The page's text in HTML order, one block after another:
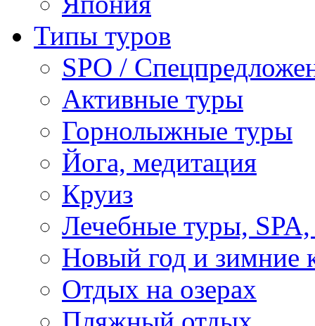
Типы туров
SPO /
Активные туры
Горнолыжные туры
Йога, медитация
Круиз
Лечебные туры, SPA,
Новый год и зимние
Отдых на озерах